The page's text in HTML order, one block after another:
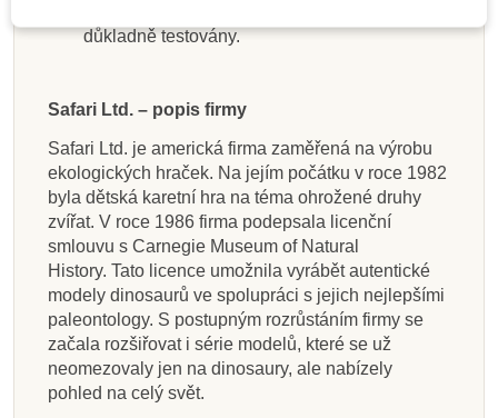
důkladně testovány.
Safari Ltd. – popis firmy
Safari Ltd. je americká firma zaměřená na výrobu
ekologických hraček. Na jejím počátku v roce 1982
byla dětská karetní hra na téma ohrožené druhy
zvířat. V roce 1986 firma podepsala licenční
smlouvu s Carnegie Museum of Natural
History. Tato licence umožnila vyrábět autentické
modely dinosaurů ve spolupráci s jejich nejlepšími
paleontology. S postupným rozrůstáním firmy se
začala rozšiřovat i série modelů, které se už
neomezovaly jen na dinosaury, ale nabízely
pohled na celý svět.